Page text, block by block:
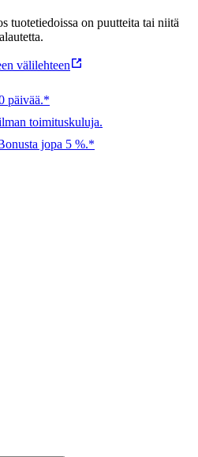
tuotetiedoissa on puutteita tai niitä
välilehteen
päivää.*
toimituskuluja.
jopa 5 %.*